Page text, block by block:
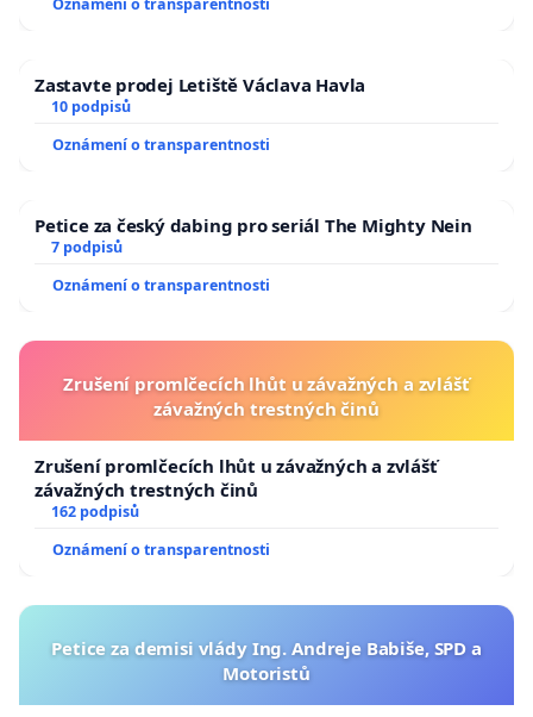
republiky
Oznámení o transparentnosti
Zastavte prodej Letiště Václava Havla
10 podpisů
Oznámení o transparentnosti
Petice za český dabing pro seriál The Mighty Nein
7 podpisů
Oznámení o transparentnosti
Zrušení promlčecích lhůt u závažných a zvlášť
závažných trestných činů
Zrušení promlčecích lhůt u závažných a zvlášť
závažných trestných činů
162 podpisů
Oznámení o transparentnosti
Petice za demisi vlády Ing. Andreje Babiše, SPD a
Motoristů